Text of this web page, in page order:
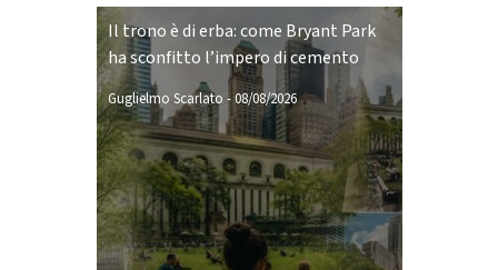
Il trono è di erba: come Bryant Park
ha sconfitto l’impero di cemento
Guglielmo Scarlato -08/08/2026